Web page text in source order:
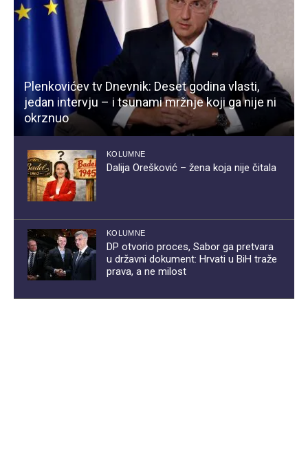
Plenkovićev tv Dnevnik: Deset godina vlasti,
jedan intervju – i tsunami mržnje koji ga nije ni
okrznuo
KOLUMNE
Dalija Orešković – žena koja nije čitala
KOLUMNE
DP otvorio proces, Sabor ga pretvara
u državni dokument: Hrvati u BiH traže
prava, a ne milost